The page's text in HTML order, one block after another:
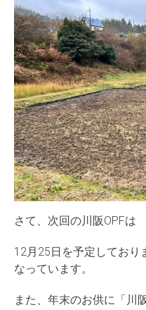
さて、次回の川阪OPFは
12月25日を予定しており
なっています。
また、年末のお供に「川